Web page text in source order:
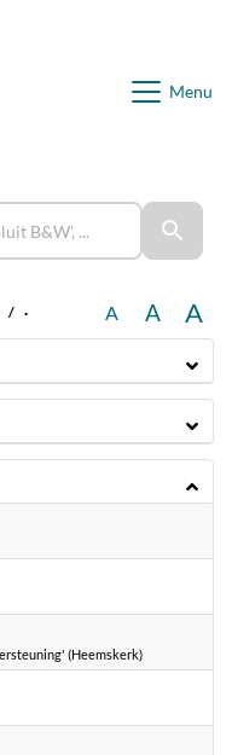
Menu
· A A A
(Heemskerk)